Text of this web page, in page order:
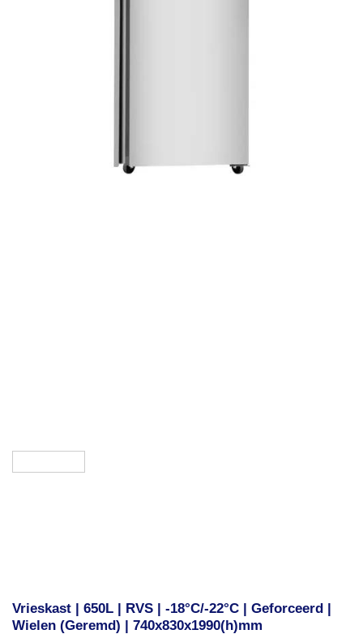
Vrieskast | 650L | RVS | -18°C/-22°C | Geforceerd |
Wielen (Geremd) | 740x830x1990(h)mm